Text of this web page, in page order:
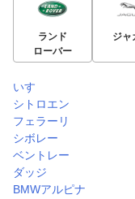
ランド
ローバー
ジャ
いすゞ
シトロエン
フェラーリ
シボレー
ベントレー
ダッジ
BMWアルピナ